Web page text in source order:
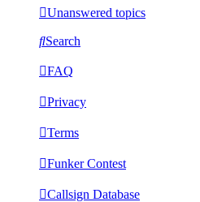
Unanswered topics
Search
FAQ
Privacy
Terms
Funker Contest
Callsign Database